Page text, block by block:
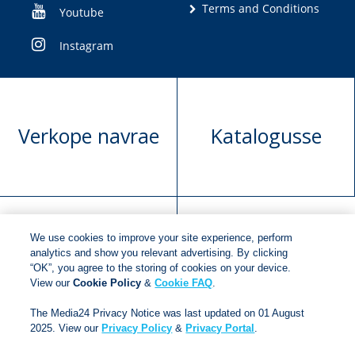
Youtube
Instagram
Terms and Conditions
Verkope navrae Katalogusse
Manuskrip
voorlegging
Versoek boekregte
Copyright © 2018Jonathan Ball Publishers
We use cookies to improve your site experience, perform
analytics and show you relevant advertising. By clicking
“OK”, you agree to the storing of cookies on your device.
View ourCookie Policy &Cookie FAQ.
The Media24 Privacy Notice was last updated on 01 August
2025. View our Privacy Policy & Privacy Portal .